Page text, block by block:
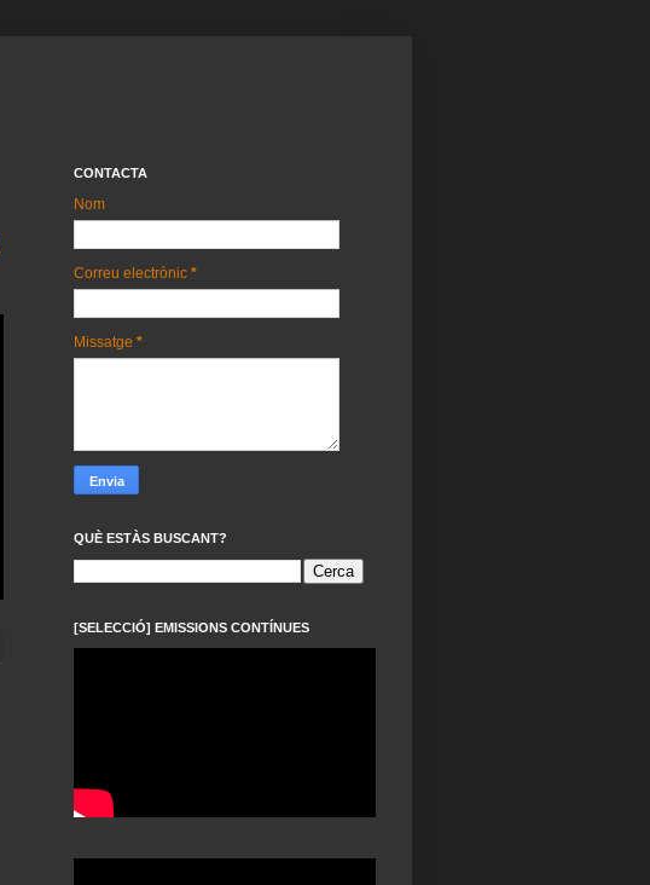
CONTACTA
Nom
Correu electrònic *
Missatge *
QUÈ ESTÀS BUSCANT?
[SELECCIÓ] EMISSIONS CONTÍNUES